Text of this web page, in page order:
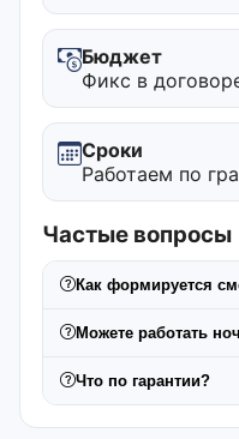
Бюджет
Фикс в
Сроки
Работаем по
Частые вопросы
Как формируется
Можете работать
Что по гарантии?